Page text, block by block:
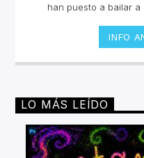
han puesto a bailar
Desde la poderosa
guapachoso
sacudiendo a
a 4pm
INFO
LO MÁS LEÍDO